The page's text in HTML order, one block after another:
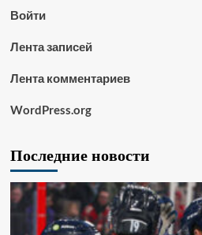
Войти
Лента записей
Лента комментариев
WordPress.org
Последние новости